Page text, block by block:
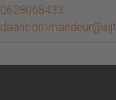
0628068433